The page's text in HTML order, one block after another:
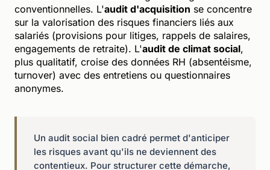
conventionnelles. L'audit d'acquisition se concentre
sur la valorisation des risques financiers liés aux
salariés (provisions pour litiges, rappels de salaires,
engagements de retraite). L'audit de climat social,
plus qualitatif, croise des données RH (absentéisme,
turnover) avec des entretiens ou questionnaires
anonymes.
Un audit social bien cadré permet d'anticiper
les risques avant qu'ils ne deviennent des
contentieux. Pour structurer cette démarche,